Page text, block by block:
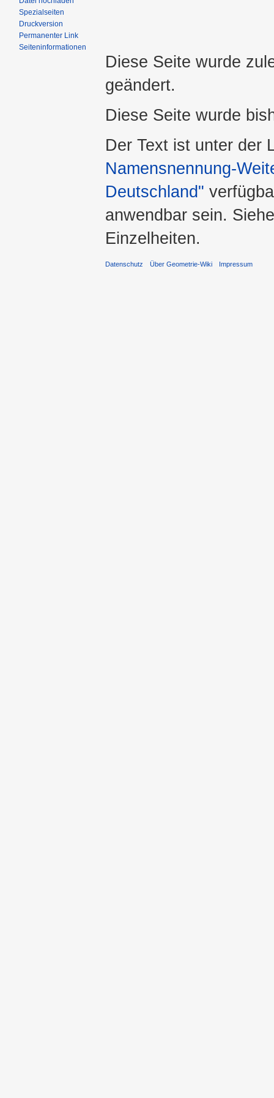
Spezialseiten
Druckversion
Permanenter Link
Seiteninformationen
Diese Seite wurde
geändert.
Diese Seite wurde
Der Text ist unter der
Namensnennung-
Deutschland"
anwendbar sein.
Einzelheiten.
Datenschutz Über Geometrie-Wiki Impressum